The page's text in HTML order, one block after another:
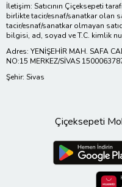
İletişim: Satıcının Çiçeksepeti
birlikte tacir/esnaf/sanatkar olan
tacir/esnaf/sanatkar olmayan
bilgisi, ad, soyad ve T.C. kimlik
Adres: YENİŞEHİR MAH. SAFA
NO:15 MERKEZ/SİVAS
Şehir: Sivas
Çiçeksepeti